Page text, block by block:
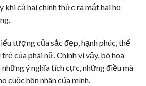
khi cả hai chính thức ra mắt hai họ
tượng của sắc đẹp, hạnh phúc, thể
của phái nữ. Chính vì vậy, bó hoa
ý nghĩa tích cực, những điều mà
cuộc hôn nhân của mình.